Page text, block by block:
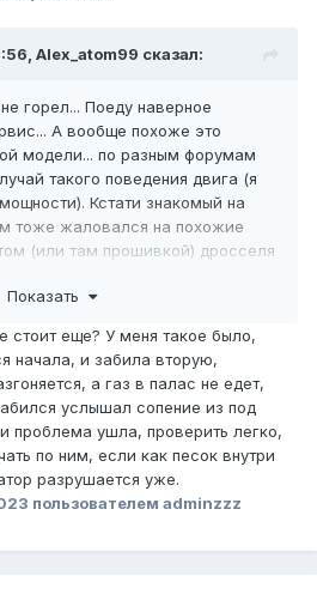
Alex_atom99 сказал:
горел... Поеду наверное
А вообще похоже это
модели... по разным форумам
такого поведения двига (я
Кстати знакомый на
тоже жаловался на похожие
(или там прошивкой) дросселя
давно не испытывал, чуть
Вот про форсунки кстати -
не помешает..
Показать
стоит еще? У меня такое было,
начала, и забила вторую,
а газ в палас не едет,
услышал сопение из под
проблема ушла, проверить легко,
по ним, если как песок внутри
разрушается уже.
пользователем adminzzz